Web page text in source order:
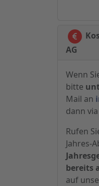
AG
Wenn
bitte
Mail an
dann
Rufen
Jahres-
bereits
auf